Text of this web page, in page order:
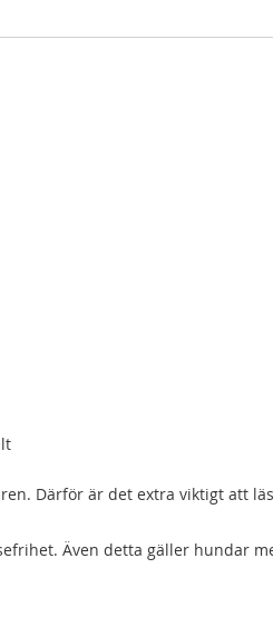
Därför är det extra viktigt att
Även detta gäller hundar